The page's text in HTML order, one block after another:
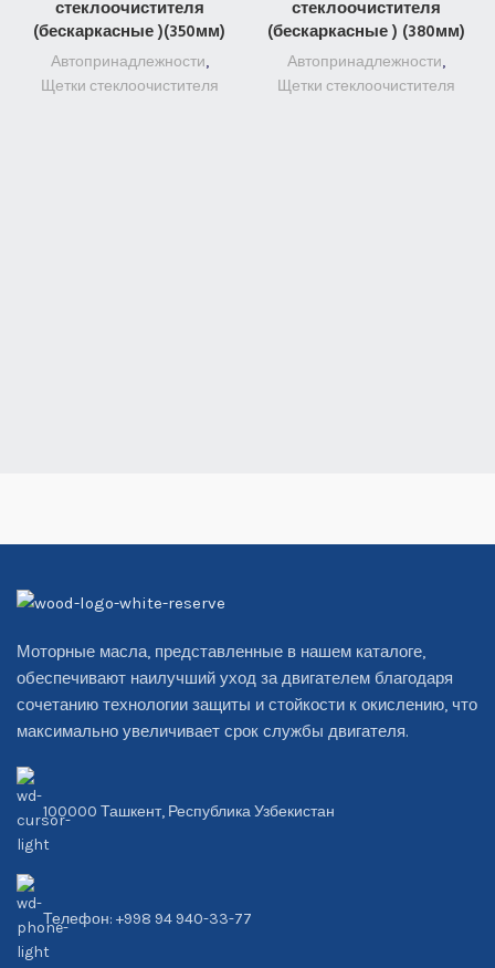
стеклоочистителя
(бескаркасные )(350мм)
Автопринадлежности,
Щетки стеклоочистителя
стеклоочистителя
(бескаркасные ) (380мм)
Автопринадлежности,
Щетки стеклоочистителя
Моторные масла, представленные в нашем каталоге,
обеспечивают наилучший уход за двигателем благодаря
сочетанию технологии защиты и стойкости к окислению, что
максимально увеличивает срок службы двигателя.
100000 Ташкент, Республика Узбекистан
Телефон: +998 94 940-33-77